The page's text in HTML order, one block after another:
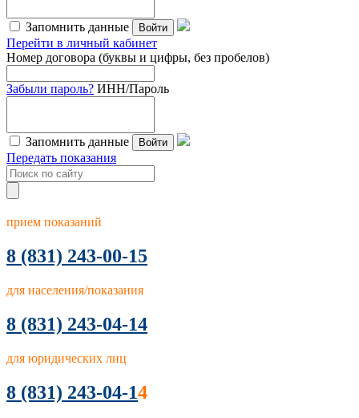
Запомнить данные Войти
Перейти в личный кабинет
Номер договора (буквы и цифры, без пробелов)
Забыли пароль? ИНН/Пароль
Запомнить данные Войти
Передать показания
прием показаний
8 (831) 243-00-15
для населения/показания
8 (831) 243-04-14
для юридических лиц
8 (831) 243-04-14